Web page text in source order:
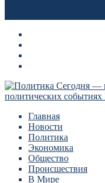
Главная
Новости
Политика
Экономика
Общество
Происшествия
В Мире